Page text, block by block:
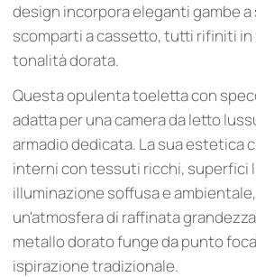
design incorpora eleganti gambe
scomparti a cassetto, tutti rifiniti
tonalità dorata.
Questa opulenta toeletta con
adatta per una camera da letto
armadio dedicata. La sua estetica
interni con tessuti ricchi, superfici
illuminazione soffusa e
un'atmosfera di raffinata
metallo dorato funge da punto
ispirazione tradizionale.